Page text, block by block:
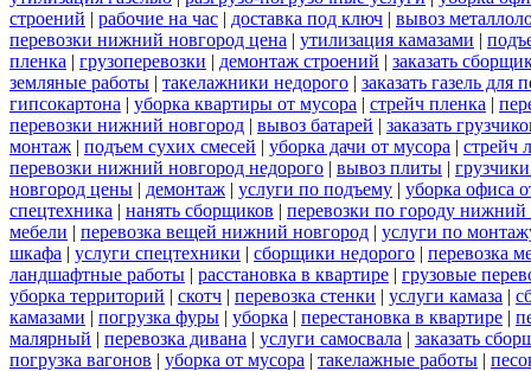
строений | рабочие на час | доставка под ключ | вывоз
перевозки нижний новгород цена | утилизация камазами |
пленка | грузоперевозки | демонтаж строений | заказать
земляные работы | такелажники недорого | заказать газель
гипсокартона | уборка квартиры от мусора | стрейч пленка |
перевозки нижний новгород | вывоз батарей | заказать
монтаж | подъем сухих смесей | уборка дачи от мусора | стрейч
перевозки нижний новгород недорого | вывоз плиты |
новгород цены | демонтаж | услуги по подъему | уборка офиса
спецтехника | нанять сборщиков | перевозки по городу нижний
мебели | перевозка вещей нижний новгород | услуги по
шкафа | услуги спецтехники | сборщики недорого | перевозка
ландшафтные работы | расстановка в квартире | грузовые
уборка территорий | скотч | перевозка стенки | услуги камаза |
камазами | погрузка фуры | уборка | перестановка в квартире |
малярный | перевозка дивана | услуги самосвала | заказать
погрузка вагонов | уборка от мусора | такелажные работы |